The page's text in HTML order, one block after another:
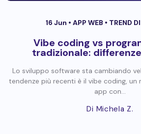
16 Jun • APP WEB • TREND
Vibe coding vs
tradizionale:
Lo sviluppo software sta cambiando
tendenze più recenti è il vibe coding, un
app con...
Di Michela Z.